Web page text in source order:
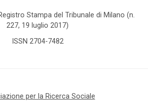
Stampa del Tribunale di Milano (n.
227, 19 luglio 2017)
ISSN 2704-7482
per la Ricerca Sociale